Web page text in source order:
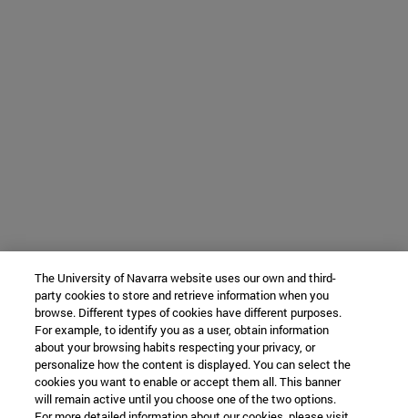
The University of Navarra website uses our own and third-
party cookies to store and retrieve information when you
browse. Different types of cookies have different purposes.
For example, to identify you as a user, obtain information
about your browsing habits respecting your privacy, or
personalize how the content is displayed. You can select the
cookies you want to enable or accept them all. This banner
will remain active until you choose one of the two options.